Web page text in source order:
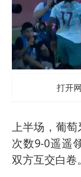
打开
上半场，葡
次数9-0遥遥
双方互交白卷。